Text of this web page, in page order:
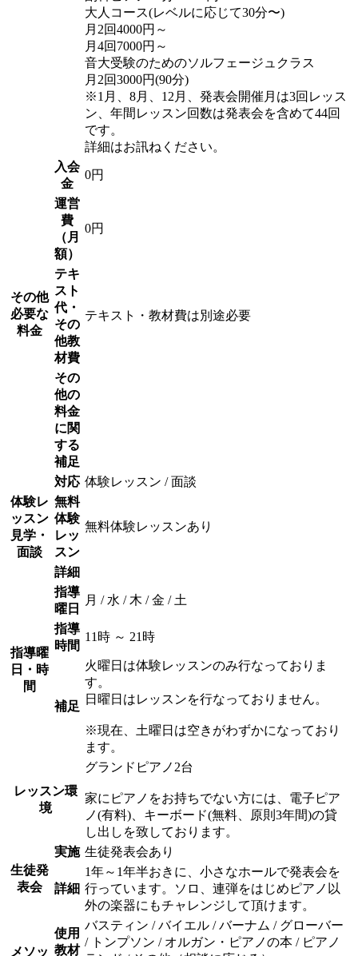
大人コース(レベルに応じて30分〜)
月2回4000円～
月4回7000円～
音大受験のためのソルフェージュクラス
月2回3000円(90分)
※1月、8月、12月、発表会開催月は3回レッス
ン、年間レッスン回数は発表会を含めて44回
です。
詳細はお訊ねください。
その他
必要な
料金
入会
金
0円
運営
費
（月
額）
0円
テキ
スト
代・
その
他教
材費
テキスト・教材費は別途必要
その
他の
料金
に関
する
補足
体験レ
ッスン
見学・
面談
対応 体験レッスン / 面談
無料
体験
レッ
スン
無料体験レッスンあり
詳細
指導曜
日・時
間
指導
曜日
月 / 水 / 木 / 金 / 土
指導
時間
11時 ～ 21時
補足
火曜日は体験レッスンのみ行なっておりま
す。
日曜日はレッスンを行なっておりません。
※現在、土曜日は空きがわずかになっており
ます。
レッスン環
境
グランドピアノ2台
家にピアノをお持ちでない方には、電子ピア
ノ(有料)、キーボード(無料、原則3年間)の貸
し出しを致しております。
生徒発
表会
実施 生徒発表会あり
詳細
1年～1年半おきに、小さなホールで発表会を
行っています。ソロ、連弾をはじめピアノ以
外の楽器にもチャレンジして頂けます。
メソッ
使用
教材
バスティン / バイエル / バーナム / グローバー
/ トンプソン / オルガン・ピアノの本 / ピアノ